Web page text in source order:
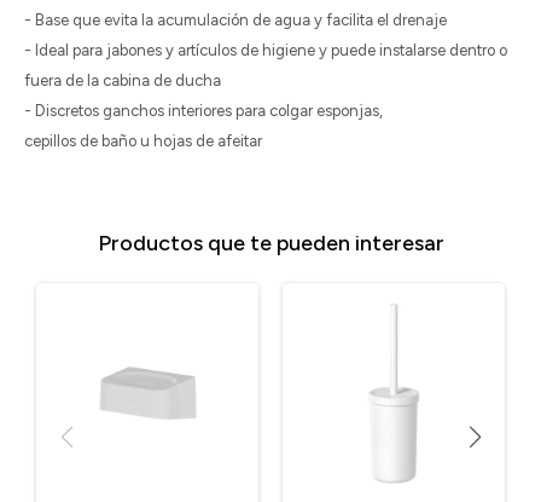
- Base que evita la acumulación de agua y facilita el drenaje
- Ideal para jabones y artículos de higiene y puede instalarse dentro o
fuera de la cabina de ducha
- Discretos ganchos interiores para colgar esponjas,
cepillos de baño u hojas de afeitar
Productos que te pueden interesar